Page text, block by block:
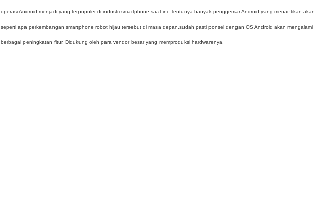
operasi Android menjadi yang terpopuler di industri smartphone saat ini. Tentunya banyak penggemar Android yang menantikan akan
seperti apa perkembangan smartphone robot hijau tersebut di masa depan.sudah pasti ponsel dengan OS Android akan mengalami
berbagai peningkatan fitur. Didukung oleh para vendor besar yang memproduksi hardwarenya.